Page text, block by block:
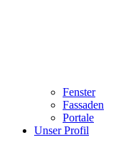
Fenster
Fassaden
Portale
Unser Profil